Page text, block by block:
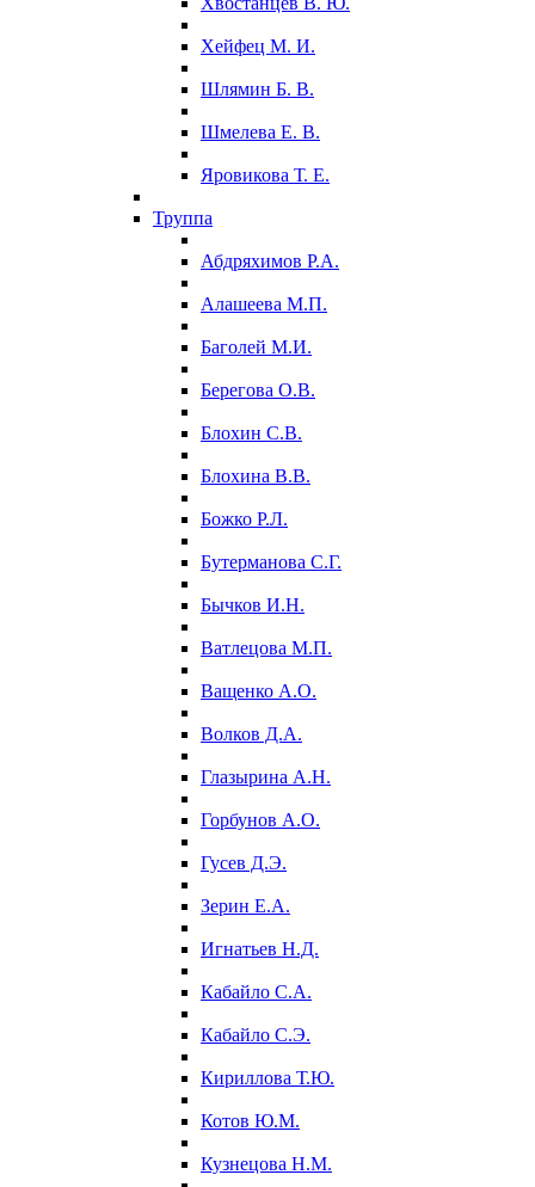
Хейфец М. И.
Шлямин Б. В.
Шмелева Е. В.
Яровикова Т. Е.
Труппа
Абдряхимов Р.А.
Алашеева М.П.
Баголей М.И.
Берегова О.В.
Блохин С.В.
Блохина В.В.
Божко Р.Л.
Бутерманова С.Г.
Бычков И.Н.
Ватлецова М.П.
Ващенко А.О.
Волков Д.А.
Глазырина А.Н.
Горбунов А.О.
Гусев Д.Э.
Зерин Е.А.
Игнатьев Н.Д.
Кабайло С.А.
Кабайло С.Э.
Кириллова Т.Ю.
Котов Ю.М.
Кузнецова Н.М.